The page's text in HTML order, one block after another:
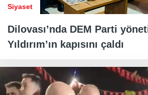
Siyaset
Dilovası’nda DEM Parti
Yıldırım’ın kapısını çaldı